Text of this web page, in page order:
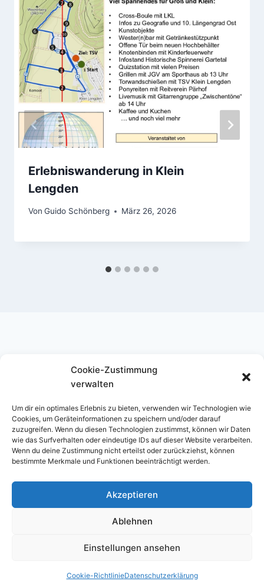
Cookie-Zustimmung
verwalten
Um dir ein optimales Erlebnis zu bieten, verwenden wir Technologien wie
Cookies, um Geräteinformationen zu speichern und/oder darauf
zuzugreifen. Wenn du diesen Technologien zustimmst, können wir Daten
wie das Surfverhalten oder eindeutige IDs auf dieser Website verarbeiten.
Wenn du deine Zustimmung nicht erteilst oder zurückziehst, können
bestimmte Merkmale und Funktionen beeinträchtigt werden.
Akzeptieren
Ablehnen
Einstellungen ansehen
Cookie-RichtlinieDatenschutzerklärung
Erlebniswanderung in Klein
Lengden
Von Guido Schönberg März 26, 2026
Instagram
© 2026 TSV Klein Lengden